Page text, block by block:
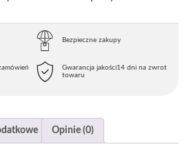
Bezpieczne zakupy
Gwarancja jakości14 dni na zwrot
towaru
Opinie (0)